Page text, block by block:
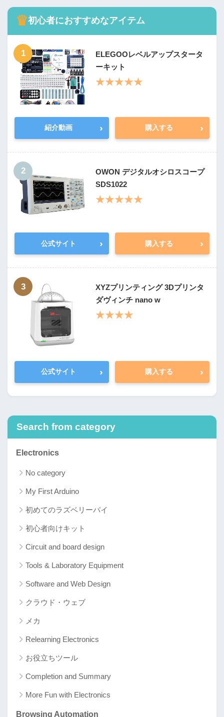
♛初心者におすすめなアイテム
1
ELEGOOレベルアップスタータ
ーキット
★★★★★
紹介動画 › 購入する ›
2
OWON デジタルオシロスコープ
SDS1022
★★★★★
公式サイト › 購入する ›
3
XYZプリンティング 3Dプリンタ
ダヴィンチ nano w
★★★★
公式サイト › 購入する ›
Search from category
Electronics
No category
My First Arduino
初めてのラズベリーパイ
初心者向けキット
Circuit and board design
Tools & Laboratory Equipment
Software and Web Design
クラウド・ウェブ
メカ
Relearning Electronics
お役立ちツール
Completion and Summary
More Fun with Electronics
Browsing Automation